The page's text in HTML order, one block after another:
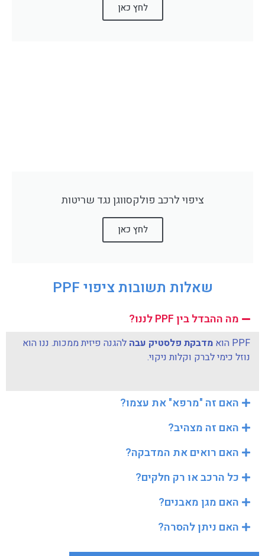
לחץ כאן
ציפוי לרכב פולקסווגן נגד שריטות
לחץ כאן
שאלות תשובות ציפוי PPF
מה ההבדל בין PPF לננו?
PPF הוא מדבקת פלסטיק עבה להגנה פיזית ממכות. ננו הוא
נוזל כימי לברק וקלות ניקוי.
האם זה "מרפא" את עצמו?
האם זה מצהיב?
האם רואים את המדבקה?
כל הרכב או רק חלקים?
האם מגן מאבנים?
האם ניתן להסרה?